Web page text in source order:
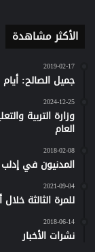
الأكثر مشاهدة
2019-02-17
جميل الصالح:
2024-12-25
وزارة التربية
العام
2018-02-08
المدنيون في
2021-09-04
للمرة الثالثة
2018-06-14
نشرات الأخبار